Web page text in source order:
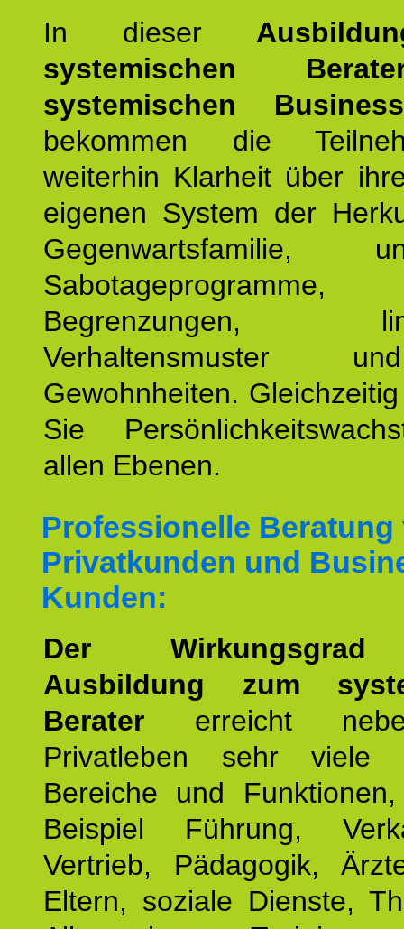
In dieser
systemischen
systemischen
bekommen die
weiterhin Klarheit über
eigenen System der
Gegenwartsfamilie,
Begrenzungen,
Verhaltensmuster
Gewohnheiten.
Sie
allen Ebenen.
Professionelle Beratung
Privatkunden und
Kunden:
Der
Ausbildung zum
Berater erreicht
Privatleben sehr viele
Bereiche und
Beispiel Führung,
Vertrieb, Pädagogik,
Eltern, soziale Dienste,